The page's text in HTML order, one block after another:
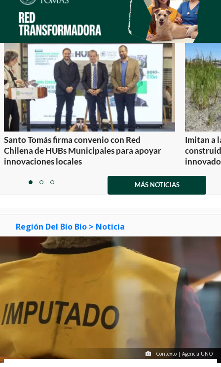
Santo Tomás firma convenio con Red
Chilena de HUBs Municipales para apoyar
innovaciones locales
Imitan a
itemitemitem
MÁS NOTICIAS
Región Del Bío Bío > Noticia
Contexto | Agencia UNO